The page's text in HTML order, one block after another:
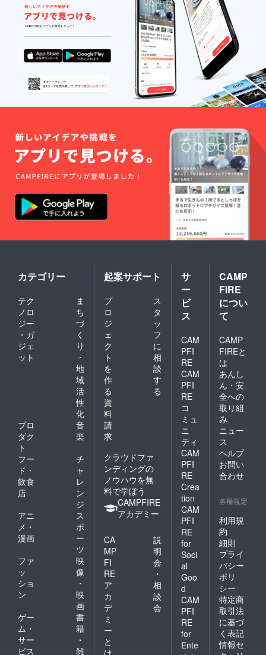
カテゴリー
テク
ノロ
ジー
・ガ
ジェ
ット
ま
ち
づ
く
り
・
地
域
活
性
化
プロ
ダク
ト
音
楽
フー
ド・
飲食
店
チ
ャ
レ
ン
ジ
アニ
メ・
漫画
ス
ポ
ー
ツ
ファ
ッ
ショ
ン
映
像
・
映
画
ゲー
ム・
サー
ビス
書
籍
・
雑
起案サポート
プ
ロ
ジ
ェ
ク
ト
を
作
る
ス
タ
ッ
フ
に
相
談
す
る
資
料
請
求
クラウドファ
ンディングの
ノウハウを無
料で学ぼう
CAMPFIRE
アカデミー
CA
MP
FI
RE
ア
カ
デ
ミ
ー
と
は
説
明
会
・
相
談
会
サ
ー
ビ
ス
CAM
PFI
RE
CAM
PFI
RE
コ
ミュ
ニ
ティ
CAM
PFI
RE
Crea
tion
CAM
PFI
RE
for
Soci
al
Goo
d
CAM
PFI
RE
for
Ente
CAMP
FIRE
につい
て
CAMP
FIREと
は
あんし
ん・安
全への
取り組
み
ニュー
ス
ヘルプ
お問い
合わせ
各種規定
利用規
約
細則
プライ
バシー
ポリ
シー
特定商
取引法
に基づ
く表記
情報セ